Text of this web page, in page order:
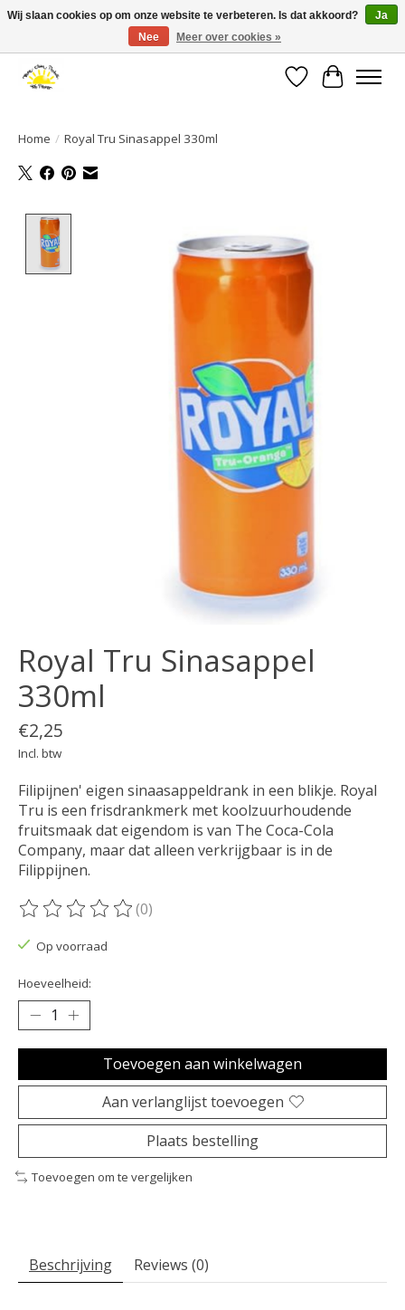
Large selection of products and fast shipping!
Verlanglijst
Home / Royal Tru Sinasappel 330ml
Royal Tru Sinasappel
330ml
€2,25
Incl. btw
Filipijnen' eigen sinaasappeldrank in een blikje. Royal
Tru is een frisdrankmerk met koolzuurhoudende
fruitsmaak dat eigendom is van The Coca-Cola
Company, maar dat alleen verkrijgbaar is in de
Filippijnen.
De beoordeling van dit product is
(0)
Op voorraad
Hoeveelheid:
Toevoegen aan winkelwagen
Aan verlanglijst toevoegen
Plaats bestelling
Toevoegen om te vergelijken
Beschrijving Reviews (0)
Wij slaan cookies op om onze website te verbeteren. Is dat akkoord?
Ja
Nee
Meer over cookies »